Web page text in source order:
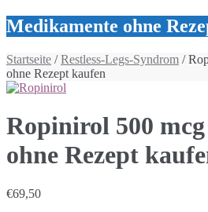
Medikamente ohne
Startseite /Restless-Legs-Syndrom /
ohne Rezept kaufen
Ropinirol 500
ohne Rezept
€69,50